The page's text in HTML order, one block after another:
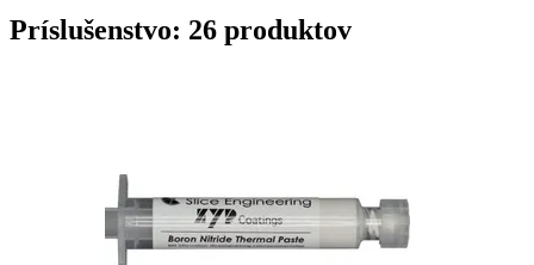
Príslušenstvo: 26 produktov